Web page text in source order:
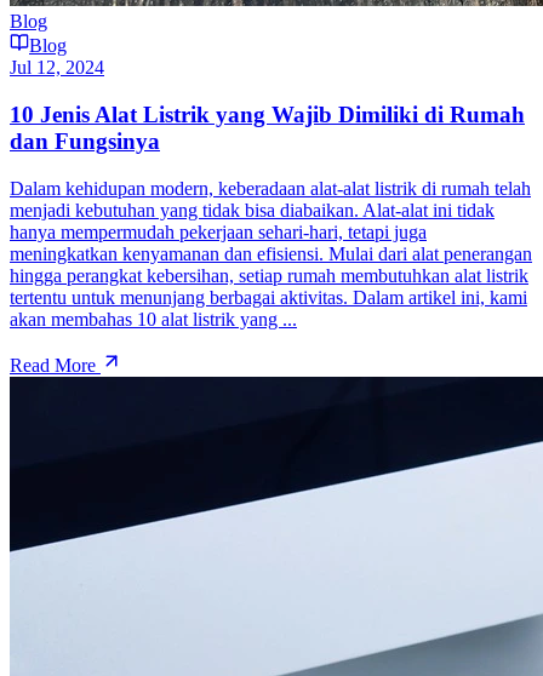
Blog
Blog
Jul 12, 2024
10 Jenis Alat Listrik yang Wajib Dimiliki di Rumah
dan Fungsinya
Dalam kehidupan modern, keberadaan alat-alat listrik di rumah telah
menjadi kebutuhan yang tidak bisa diabaikan. Alat-alat ini tidak
hanya mempermudah pekerjaan sehari-hari, tetapi juga
meningkatkan kenyamanan dan efisiensi. Mulai dari alat penerangan
hingga perangkat kebersihan, setiap rumah membutuhkan alat listrik
tertentu untuk menunjang berbagai aktivitas. Dalam artikel ini, kami
akan membahas 10 alat listrik yang ...
Read More